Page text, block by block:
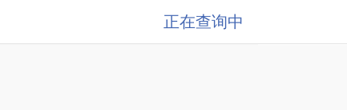
正在查询中